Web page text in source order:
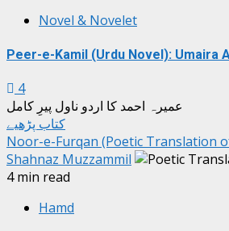
Novel & Novelet
Peer-e-Kamil (Urdu Novel): Umaira
4
عمیرہ احمد کا اردو ناول پیرِ کامل
کتاب پڑھیے
Noor-e-Furqan (Poetic Translation
Shahnaz Muzzammil
4 min read
Hamd